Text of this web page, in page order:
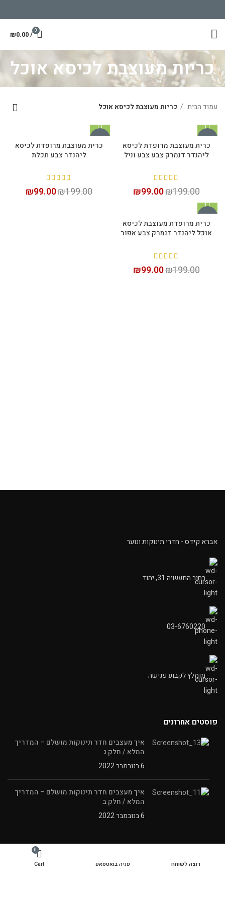
0
/
₪0.00
כריות מעוצבת לכיסא אוכל
עמוד הבית כריות מעוצבת לכיסא אוכל
כרית מעוצבת מרופדת לכיסא
ליהנדר דנמרק צבע צבע וניל
₪199.00
₪99.00
כרית מעוצבת מרופדת לכיסא
ליהנדר צבע תכלת
₪199.00
₪99.00
כרית מרופדת מעוצבת לכיסא
אוכל ליהנדר דנמרק צבע אפור
₪199.00
₪99.00
אברא קידס - חדרי תינוקות ונוער
רחוב התעשיה 31, יהוד
03-6760220
מומלץ לקבוע פגישה
פוסטים אחרונים
איך מעצבים חדר תינוקות מושלם – המדריך
המלא / חלק ג
6 בנובמבר 2022
איך מעצבים חדר תינוקות מושלם – המדריך
המלא / חלק ב
6 בנובמבר 2022
רוצה לשוחח פניה בואטסאפ
0
Cart